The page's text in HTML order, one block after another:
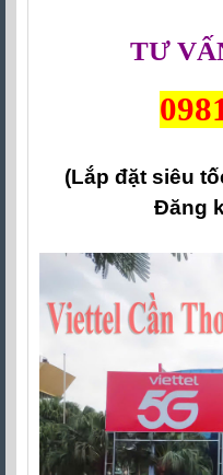
TƯ
(Lắp đặt siêu
Đăng